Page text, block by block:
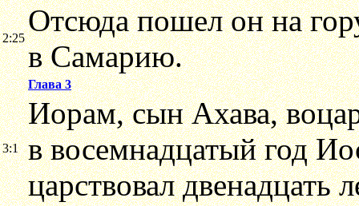
2:25
Отсюда пошел он на
в Самарию.
Глава 3
3:1
Иорам, сын Ахава,
в восемнадцатый год
царствовал двенадцать